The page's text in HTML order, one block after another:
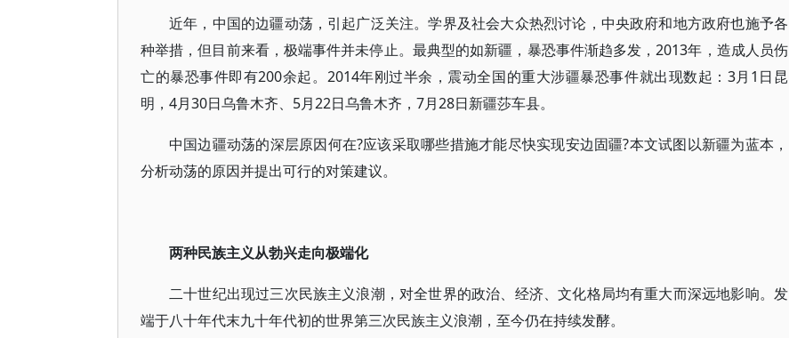
近年，中国的边疆动荡，引起广泛关注。学界及社会大众热烈讨论，中央政府和地方政府也施予各
种举措，但目前来看，极端事件并未停止。最典型的如新疆，暴恐事件渐趋多发，2013年，造成人员伤
亡的暴恐事件即有200余起。2014年刚过半余，震动全国的重大涉疆暴恐事件就出现数起：3月1日昆
明，4月30日乌鲁木齐、5月22日乌鲁木齐，7月28日新疆莎车县。
中国边疆动荡的深层原因何在?应该采取哪些措施才能尽快实现安边固疆?本文试图以新疆为蓝本，
分析动荡的原因并提出可行的对策建议。
两种民族主义从勃兴走向极端化
二十世纪出现过三次民族主义浪潮，对全世界的政治、经济、文化格局均有重大而深远地影响。发
端于八十年代末九十年代初的世界第三次民族主义浪潮，至今仍在持续发酵。